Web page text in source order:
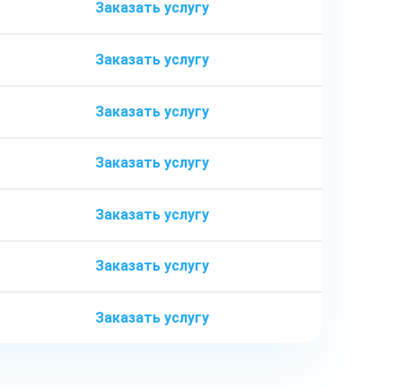
Заказать услугу
Заказать услугу
Заказать услугу
Заказать услугу
Заказать услугу
Заказать услугу
Заказать услугу